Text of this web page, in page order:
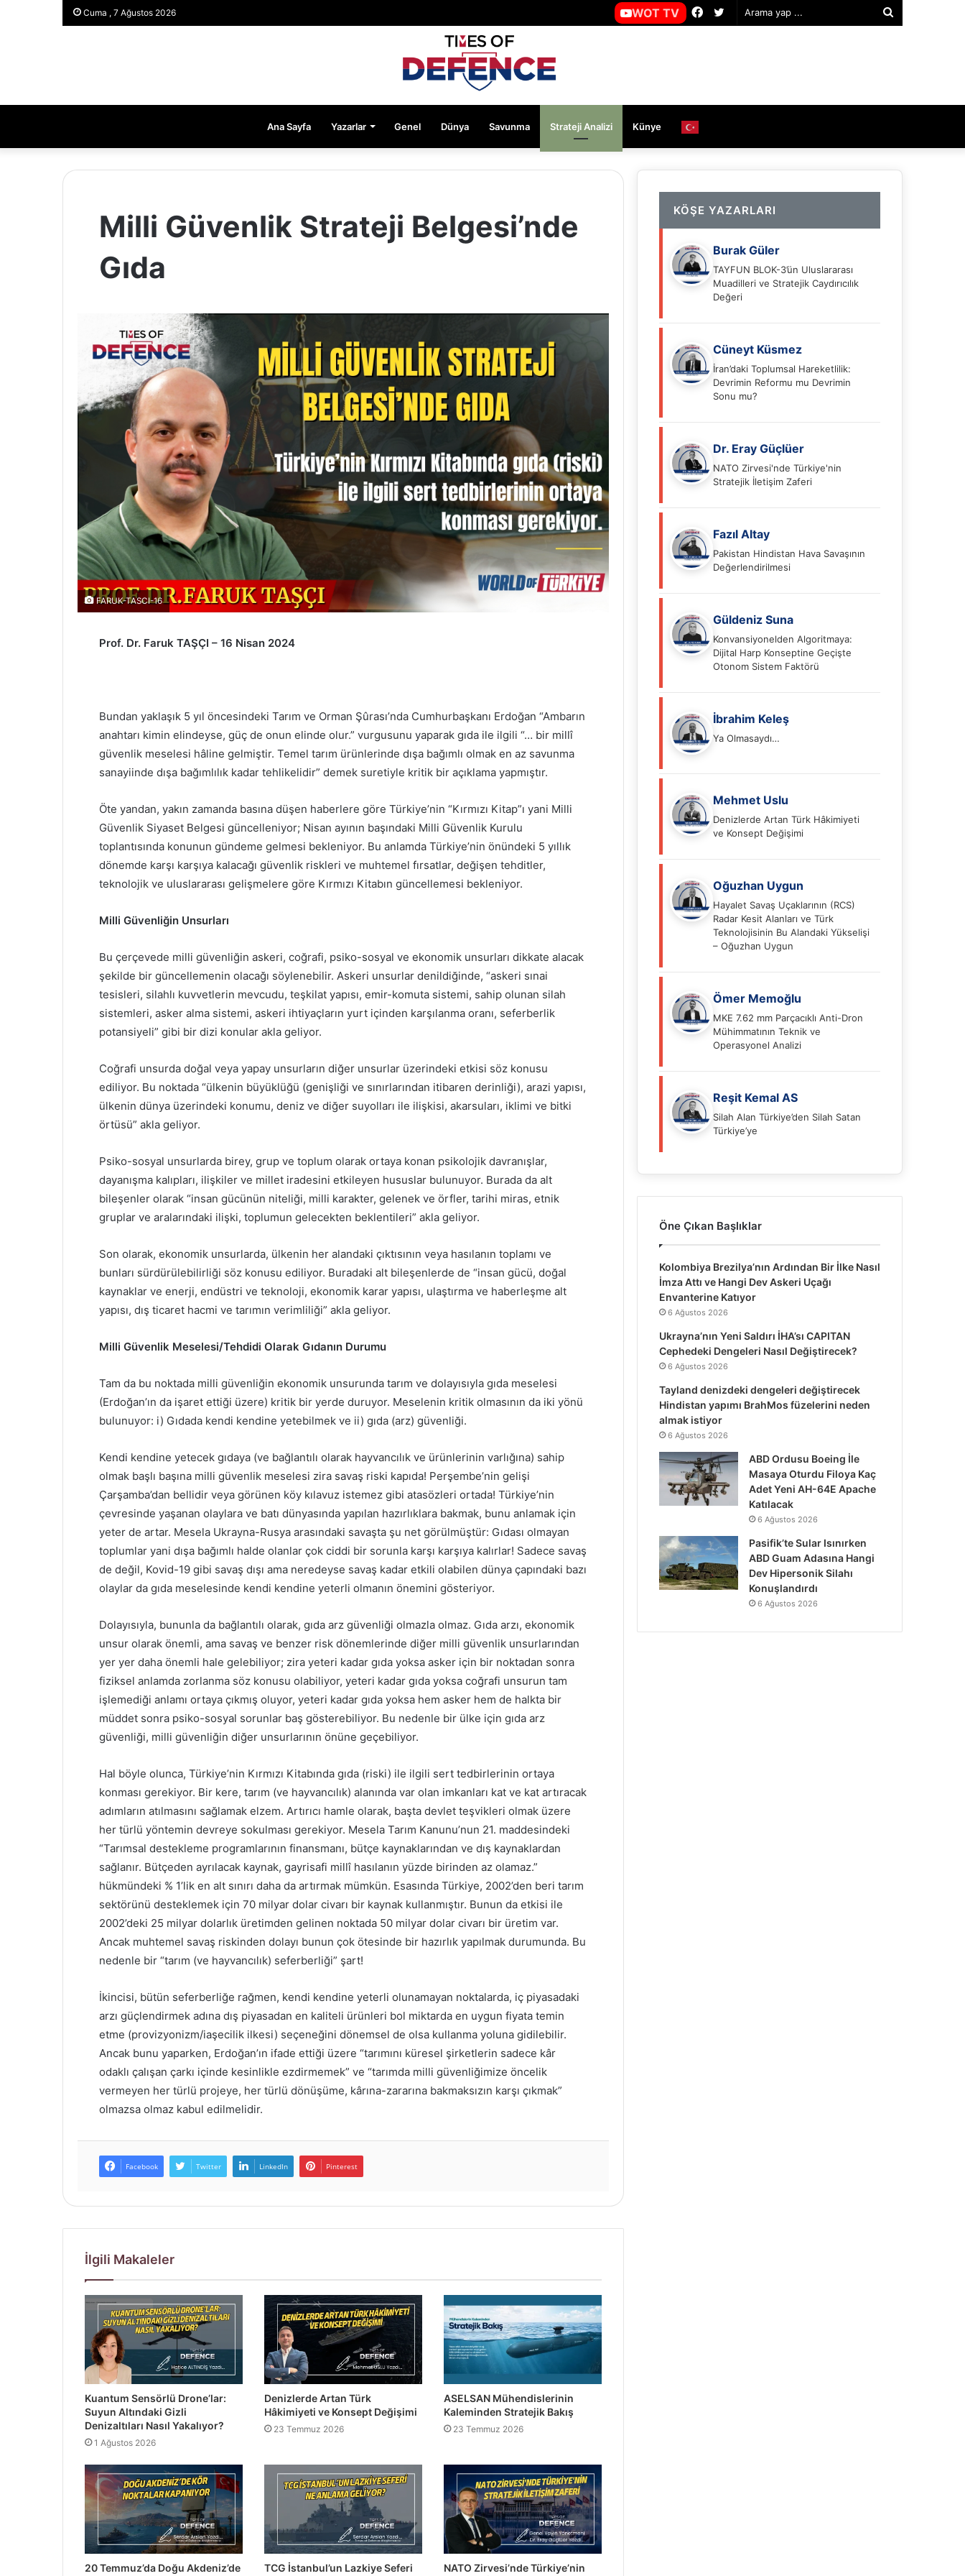
Cuma , 7 Ağustos 2026 Twitter
Facebook
WOT TV
Ana Sayfa Yazarlar Genel Dünya Savunma Strateji Analizi Künye
Milli Güvenlik Strateji Belgesi’nde
Gıda
FARUK-TASCI-16
Prof. Dr. Faruk TAŞÇI – 16 Nisan 2024
Bundan yaklaşık 5 yıl öncesindeki Tarım ve Orman Şûrası’nda Cumhurbaşkanı Erdoğan “Ambarın
anahtarı kimin elindeyse, güç de onun elinde olur.” vurgusunu yaparak gıda ile ilgili “… bir millî
güvenlik meselesi hâline gelmiştir. Temel tarım ürünlerinde dışa bağımlı olmak en az savunma
sanayiinde dışa bağımlılık kadar tehlikelidir” demek suretiyle kritik bir açıklama yapmıştır.
Öte yandan, yakın zamanda basına düşen haberlere göre Türkiye’nin “Kırmızı Kitap”ı yani Milli
Güvenlik Siyaset Belgesi güncelleniyor; Nisan ayının başındaki Milli Güvenlik Kurulu
toplantısında konunun gündeme gelmesi bekleniyor. Bu anlamda Türkiye’nin önündeki 5 yıllık
dönemde karşı karşıya kalacağı güvenlik riskleri ve muhtemel fırsatlar, değişen tehditler,
teknolojik ve uluslararası gelişmelere göre Kırmızı Kitabın güncellemesi bekleniyor.
Milli Güvenliğin Unsurları
Bu çerçevede milli güvenliğin askeri, coğrafi, psiko-sosyal ve ekonomik unsurları dikkate alacak
şekilde bir güncellemenin olacağı söylenebilir. Askeri unsurlar denildiğinde, “askeri sınai
tesisleri, silahlı kuvvetlerin mevcudu, teşkilat yapısı, emir-komuta sistemi, sahip olunan silah
sistemleri, asker alma sistemi, askeri ihtiyaçların yurt içinden karşılanma oranı, seferberlik
potansiyeli” gibi bir dizi konular akla geliyor.
Coğrafi unsurda doğal veya yapay unsurların diğer unsurlar üzerindeki etkisi söz konusu
ediliyor. Bu noktada “ülkenin büyüklüğü (genişliği ve sınırlarından itibaren derinliği), arazi yapısı,
ülkenin dünya üzerindeki konumu, deniz ve diğer suyolları ile ilişkisi, akarsuları, iklimi ve bitki
örtüsü” akla geliyor.
Psiko-sosyal unsurlarda birey, grup ve toplum olarak ortaya konan psikolojik davranışlar,
dayanışma kalıpları, ilişkiler ve millet iradesini etkileyen hususlar bulunuyor. Burada da alt
bileşenler olarak “insan gücünün niteliği, milli karakter, gelenek ve örfler, tarihi miras, etnik
gruplar ve aralarındaki ilişki, toplumun gelecekten beklentileri” akla geliyor.
Son olarak, ekonomik unsurlarda, ülkenin her alandaki çıktısının veya hasılanın toplamı ve
bunları sürdürülebilirliği söz konusu ediliyor. Buradaki alt bileşenlerde de “insan gücü, doğal
kaynaklar ve enerji, endüstri ve teknoloji, ekonomik karar yapısı, ulaştırma ve haberleşme alt
yapısı, dış ticaret hacmi ve tarımın verimliliği” akla geliyor.
Milli Güvenlik Meselesi/Tehdidi Olarak Gıdanın Durumu
Tam da bu noktada milli güvenliğin ekonomik unsurunda tarım ve dolayısıyla gıda meselesi
(Erdoğan’ın da işaret ettiği üzere) kritik bir yerde duruyor. Meselenin kritik olmasının da iki yönü
bulunuyor: i) Gıdada kendi kendine yetebilmek ve ii) gıda (arz) güvenliği.
Kendi kendine yetecek gıdaya (ve bağlantılı olarak hayvancılık ve ürünlerinin varlığına) sahip
olmak başlı başına milli güvenlik meselesi zira savaş riski kapıda! Perşembe’nin gelişi
Çarşamba’dan bellidir veya görünen köy kılavuz istemez gibi atasözleri ortada! Türkiye’nin
çevresinde yaşanan olaylara ve batı dünyasında yapılan hazırlıklara bakmak, bunu anlamak için
yeter de artar. Mesela Ukrayna-Rusya arasındaki savaşta şu net görülmüştür: Gıdası olmayan
toplumlar yani dışa bağımlı halde olanlar çok ciddi bir sorunla karşı karşıya kalırlar! Sadece savaş
de değil, Kovid-19 gibi savaş dışı ama neredeyse savaş kadar etkili olabilen dünya çapındaki bazı
olaylar da gıda meselesinde kendi kendine yeterli olmanın önemini gösteriyor.
Dolayısıyla, bununla da bağlantılı olarak, gıda arz güvenliği olmazla olmaz. Gıda arzı, ekonomik
unsur olarak önemli, ama savaş ve benzer risk dönemlerinde diğer milli güvenlik unsurlarından
yer yer daha önemli hale gelebiliyor; zira yeteri kadar gıda yoksa asker için bir noktadan sonra
fiziksel anlamda zorlanma söz konusu olabiliyor, yeteri kadar gıda yoksa coğrafi unsurun tam
işlemediği anlamı ortaya çıkmış oluyor, yeteri kadar gıda yoksa hem asker hem de halkta bir
müddet sonra psiko-sosyal sorunlar baş gösterebiliyor. Bu nedenle bir ülke için gıda arz
güvenliği, milli güvenliğin diğer unsurlarının önüne geçebiliyor.
Hal böyle olunca, Türkiye’nin Kırmızı Kitabında gıda (riski) ile ilgili sert tedbirlerinin ortaya
konması gerekiyor. Bir kere, tarım (ve hayvancılık) alanında var olan imkanları kat ve kat artıracak
adımların atılmasını sağlamak elzem. Artırıcı hamle olarak, başta devlet teşvikleri olmak üzere
her türlü yöntemin devreye sokulması gerekiyor. Mesela Tarım Kanunu’nun 21. maddesindeki
“Tarımsal destekleme programlarının finansmanı, bütçe kaynaklarından ve dış kaynaklardan
sağlanır. Bütçeden ayrılacak kaynak, gayrisafi millî hasılanın yüzde birinden az olamaz.”
hükmündeki % 1’lik en alt sınırı daha da artırmak mümkün. Esasında Türkiye, 2002’den beri tarım
sektörünü desteklemek için 70 milyar dolar civarı bir kaynak kullanmıştır. Bunun da etkisi ile
2002’deki 25 milyar dolarlık üretimden gelinen noktada 50 milyar dolar civarı bir üretim var.
Ancak muhtemel savaş riskinden dolayı bunun çok ötesinde bir hazırlık yapılmak durumunda. Bu
nedenle bir “tarım (ve hayvancılık) seferberliği” şart!
İkincisi, bütün seferberliğe rağmen, kendi kendine yeterli olunamayan noktalarda, iç piyasadaki
arzı güçlendirmek adına dış piyasadan en kaliteli ürünleri bol miktarda en uygun fiyata temin
etme (provizyonizm/iaşecilik ilkesi) seçeneğini dönemsel de olsa kullanma yoluna gidilebilir.
Ancak bunu yaparken, Erdoğan’ın ifade ettiği üzere “tarımını küresel şirketlerin sadece kâr
odaklı çalışan çarkı içinde kesinlikle ezdirmemek” ve “tarımda milli güvenliğimize öncelik
vermeyen her türlü projeye, her türlü dönüşüme, kârına-zararına bakmaksızın karşı çıkmak”
olmazsa olmaz kabul edilmelidir.
Facebook Twitter LinkedIn Pinterest
İlgili Makaleler
Kuantum Sensörlü Drone’lar:
Suyun Altındaki Gizli
Denizaltıları Nasıl Yakalıyor?
1 Ağustos 2026
Denizlerde Artan Türk
Hâkimiyeti ve Konsept Değişimi
23 Temmuz 2026
ASELSAN Mühendislerinin
Kaleminden Stratejik Bakış
23 Temmuz 2026
20 Temmuz’da Doğu Akdeniz’de
TCG İstanbul’un Lazkiye Seferi
NATO Zirvesi’nde Türkiye’nin
KÖŞE YAZARLARI
Burak Güler
TAYFUN BLOK-3’ün Uluslararası
Muadilleri ve Stratejik Caydırıcılık
Değeri
Cüneyt Küsmez
İran’daki Toplumsal Hareketlilik:
Devrimin Reformu mu Devrimin
Sonu mu?
Dr. Eray Güçlüer
NATO Zirvesi'nde Türkiye'nin
Stratejik İletişim Zaferi
Fazıl Altay
Pakistan Hindistan Hava Savaşının
Değerlendirilmesi
Güldeniz Suna
Konvansiyonelden Algoritmaya:
Dijital Harp Konseptine Geçişte
Otonom Sistem Faktörü
İbrahim Keleş
Ya Olmasaydı…
Mehmet Uslu
Denizlerde Artan Türk Hâkimiyeti
ve Konsept Değişimi
Oğuzhan Uygun
Hayalet Savaş Uçaklarının (RCS)
Radar Kesit Alanları ve Türk
Teknolojisinin Bu Alandaki Yükselişi
– Oğuzhan Uygun
Ömer Memoğlu
MKE 7.62 mm Parçacıklı Anti-Dron
Mühimmatının Teknik ve
Operasyonel Analizi
Reşit Kemal AS
Silah Alan Türkiye’den Silah Satan
Türkiye’ye
Öne Çıkan Başlıklar
Kolombiya Brezilya’nın Ardından Bir İlke Nasıl
İmza Attı ve Hangi Dev Askeri Uçağı
Envanterine Katıyor
6 Ağustos 2026
Ukrayna’nın Yeni Saldırı İHA’sı CAPITAN
Cephedeki Dengeleri Nasıl Değiştirecek?
6 Ağustos 2026
Tayland denizdeki dengeleri değiştirecek
Hindistan yapımı BrahMos füzelerini neden
almak istiyor
6 Ağustos 2026
ABD Ordusu Boeing İle
Masaya Oturdu Filoya Kaç
Adet Yeni AH-64E Apache
Katılacak
6 Ağustos 2026
Pasifik’te Sular Isınırken
ABD Guam Adasına Hangi
Dev Hipersonik Silahı
Konuşlandırdı
6 Ağustos 2026